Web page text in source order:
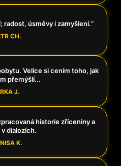
radost, úsměvy i zamyšlení.“
CH.
Velice si cením toho, jak
přemýšlí...
J.
historie zříceniny a
dialozích.
K.